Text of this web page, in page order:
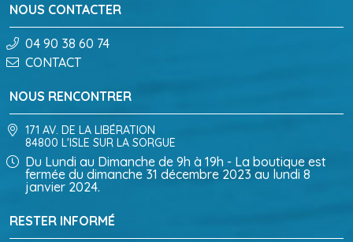
NOUS CONTACTER
04 90 38 60 74
CONTACT
RESTER INFORMÉ
NOUS RENCONTRER
171 AV. DE LA LIBÉRATION
84800 L'ISLE SUR LA SORGUE
Du Lundi au Dimanche de 9h à 19h - La boutique est
fermée du dimanche 31 décembre 2023 au lundi 8
janvier 2024.